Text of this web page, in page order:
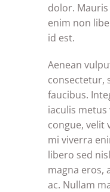
dolor.
enim non
id est.
Aenean
consectetur,
faucibus.
iaculis
congue, velit
mi viverra
libero sed
magna eros,
ac. Nullam